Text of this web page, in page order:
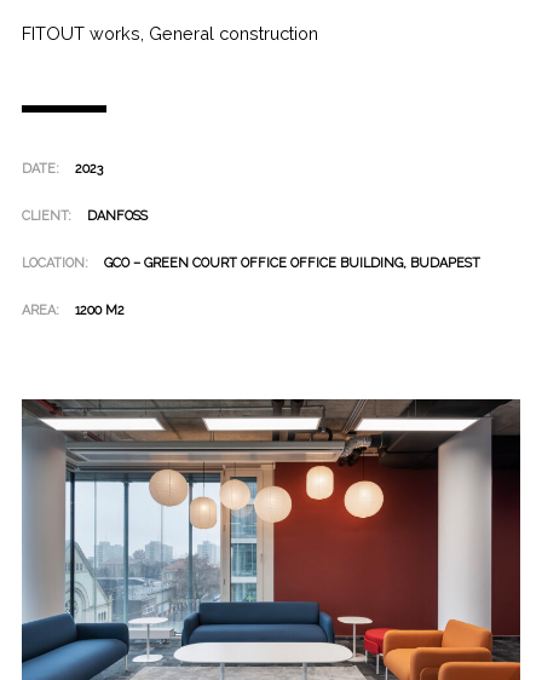
FITOUT works General construction
DATE: 2023
CLIENT: DANFOSS
LOCATION: GCO – GREEN COURT OFFICE OFFICE BUILDING, BUDAPEST
AREA: 1200 M2